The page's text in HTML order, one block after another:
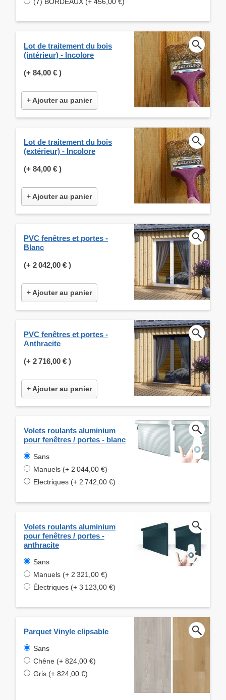
Lot de traitement du bois
(intérieur) - Incolore
(+ 84,00 € )
+ Ajouter au panier
Lot de traitement du bois
(extérieur) - Incolore
(+ 84,00 € )
+ Ajouter au panier
PVC fenêtres et portes -
Blanc
(+ 2 042,00 € )
+ Ajouter au panier
PVC fenêtres et portes -
Anthracite
(+ 2 716,00 € )
+ Ajouter au panier
Volets roulants aluminium
pour fenêtres / portes - blanc
Sans
Manuels (+ 2 044,00 €)
Electriques (+ 2 742,00 €)
Volets roulants aluminium
pour fenêtres / portes -
anthracite
Sans
Manuels (+ 2 321,00 €)
Électriques (+ 3 123,00 €)
Parquet Vinyle clipsable
Sans
Chêne (+ 824,00 €)
Gris (+ 824,00 €)